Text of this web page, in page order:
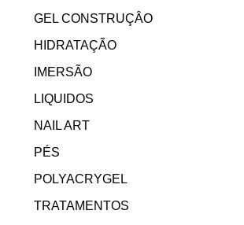
GEL CONSTRUÇÂO
HIDRATAÇÃO
IMERSÃO
LIQUIDOS
NAIL ART
PÉS
POLYACRYGEL
TRATAMENTOS